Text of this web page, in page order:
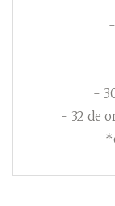
-
- 32 de